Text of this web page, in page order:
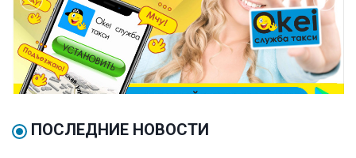
ПОСЛЕДНИЕ НОВОСТИ